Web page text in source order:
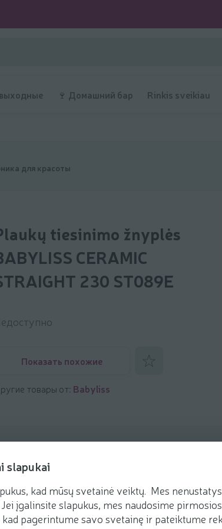
slapukai
kad mūsų svetainė veiktų. Mes
įgalinsite slapukus, mes naudosime
pagerintume savo svetainę ir pateiktume
🍷 Домашний бар Rinkis sveikiau
для красоты
tiesinimo žnyplės
CERAMIC
230 ST089E
Показать похожие
товары от: Babyliss